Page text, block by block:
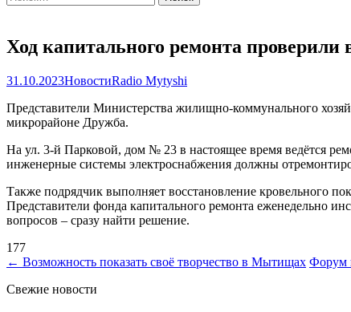
Ход капитального ремонта
31.10.2023НовостиRadio Mytyshi
Представители Министерства жилищно-коммунального
микрорайоне Дружба.
На ул. 3-й Парковой, дом № 23 в настоящее время ведётся
инженерные системы электроснабжения должны
Также подрядчик выполняет восстановление кровельного
Представители фонда капитального ремонта еженедельно
вопросов – сразу найти решение.
177
Навигация
по
← Возможность показать своё творчество в Мытищах Форум
Свежие новости